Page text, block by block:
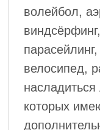
волейбол,
велосипед,
которых